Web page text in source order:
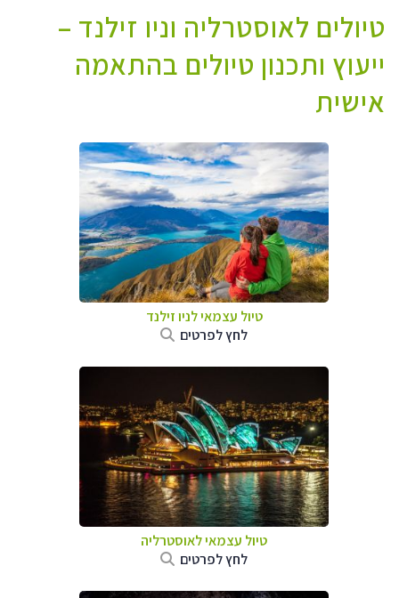
טיולים לאוסטרליה וניו זילנד –
ייעוץ ותכנון טיולים בהתאמה
אישית
טיול עצמאי לניו זילנד
לחץ לפרטים
טיול עצמאי לאוסטרליה
לחץ לפרטים